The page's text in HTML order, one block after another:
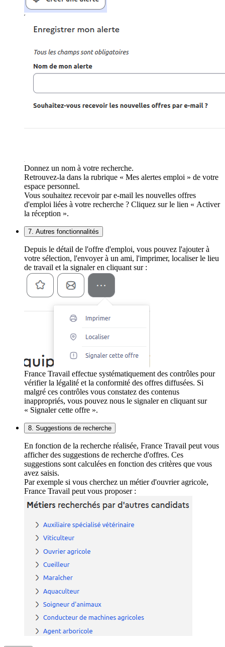
Donnez un nom à votre recherche.
Retrouvez-la dans la rubrique « Mes alertes emploi » de votre
espace personnel.
Vous souhaitez recevoir par e-mail les nouvelles offres
d'emploi liées à votre recherche ? Cliquez sur le lien « Activer
la réception ».
7. Autres fonctionnalités
Depuis le détail de l'offre d'emploi, vous pouvez l'ajouter à
votre sélection, l'envoyer à un ami, l'imprimer, localiser le lieu
de travail et la signaler en cliquant sur :
France Travail effectue systématiquement des contrôles pour
vérifier la légalité et la conformité des offres diffusées. Si
malgré ces contrôles vous constatez des contenus
inappropriés, vous pouvez nous le signaler en cliquant sur
« Signaler cette offre ».
8. Suggestions de recherche
En fonction de la recherche réalisée, France Travail peut vous
afficher des suggestions de recherche d'offres. Ces
suggestions sont calculées en fonction des critères que vous
avez saisis.
Par exemple si vous cherchez un métier d'ouvrier agricole,
France Travail peut vous proposer :